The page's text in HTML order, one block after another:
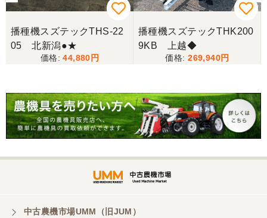
写真と現物が違いすぎる
三重県／谷本勝美
こちらの、対応も、よく、大変、満足、です。
三重県／谷本勝美
こちらの、対応、も、よくして、くれました。
対応も、よくしてくれました、有難うございまし
播種機スズテックTHS-22
05 北新潟●★
44,880
播種機スズテックTHK200
9KB 上越◆
269,940
中古農機市場UMM（旧JUM）